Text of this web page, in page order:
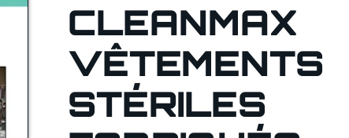
CLEANMAX
VÊTEMENTS
STÉRILES